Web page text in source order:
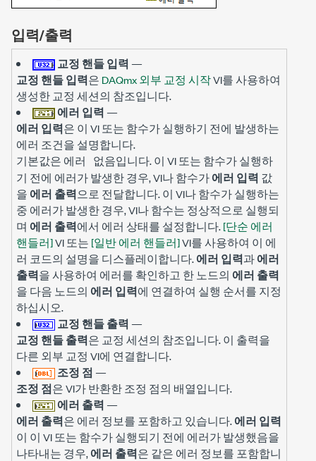
입력/출력
교정 핸들 입력 —
교정 핸들 입력은 DAQmx 외부 교정 시작VI를 사용하여
생성한 교정 세션의 참조입니다.
에러 입력 —
에러 입력은 이 VI 또는 함수가 실행하기 전에 발생하는
에러 조건을 설명합니다.
기본값은 에러 없음입니다. 이 VI 또는 함수가 실행하
기 전에 에러가 발생한 경우, VI나 함수가에러 입력 값
을 에러 출력으로 전달합니다. 이 VI나 함수가 실행하는
중 에러가 발생한 경우, VI나 함수는 정상적으로 실행되
며 에러 출력에서 에러 상태를 설정합니다.[단순 에러
핸들러]VI 또는 [일반 에러 핸들러]VI를 사용하여 이 에
러 코드의 설명을 디스플레이합니다.에러 입력과에러
출력을 사용하여 에러를 확인하고 한 노드의 에러 출력
을 다음 노드의 에러 입력에 연결하여 실행 순서를 지정
하십시오.
교정 핸들 출력 —
교정 핸들 출력은 교정 세션의 참조입니다. 이 출력을
다른 외부 교정 VI에 연결합니다.
조정 점 —
조정 점은 VI가 반환한 조정 점의 배열입니다.
에러 출력 —
에러 출력은 에러 정보를 포함하고 있습니다.에러 입력
이 이 VI 또는 함수가 실행되기 전에 에러가 발생했음을
나타내는 경우,에러 출력은 같은 에러 정보를 포함합니